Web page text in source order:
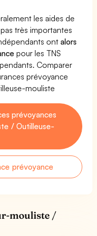
les aides de
très importantes
ontalors
pour les TNS
Comparer
prévoyance
mouliste
prévoyances
/ Outilleuse-
prévoyance
mouliste /